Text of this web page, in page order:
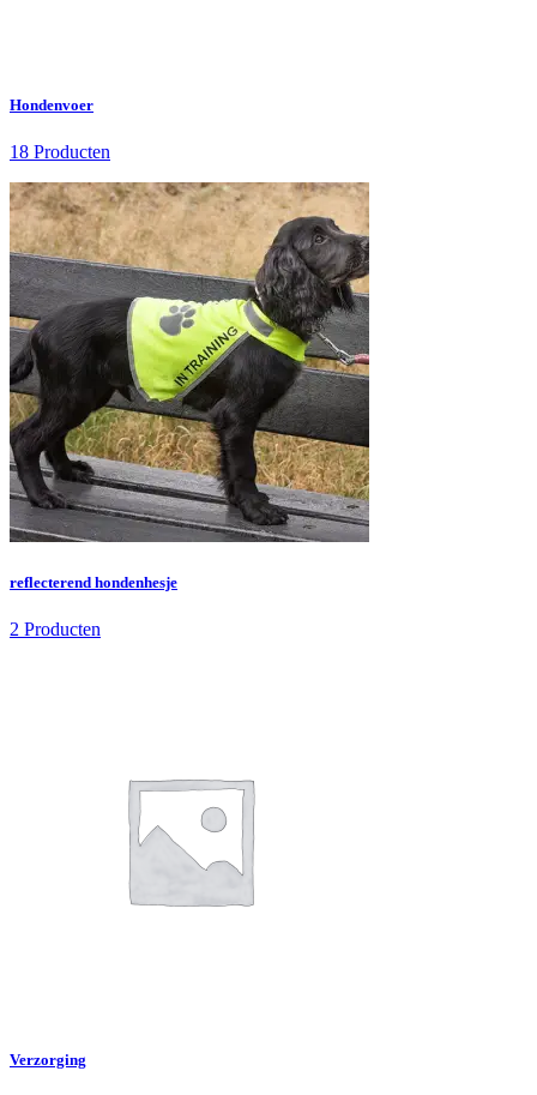
Hondenvoer
18 Producten
reflecterend hondenhesje
2 Producten
Verzorging